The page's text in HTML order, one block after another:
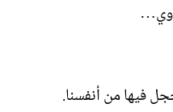
فيها من أنفسنا.